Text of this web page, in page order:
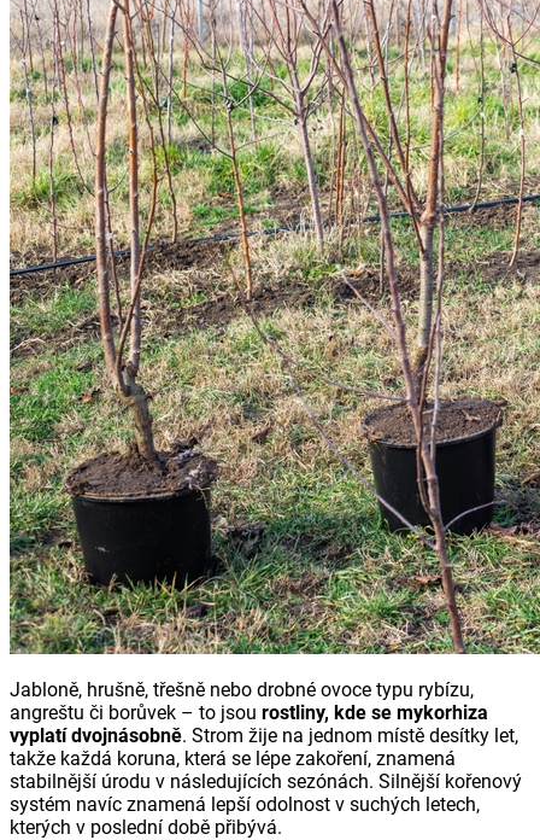
Jabloně, hrušně, třešně nebo drobné ovoce typu rybízu,
angreštu či borůvek – to jsou rostliny, kde se mykorhiza
vyplatí dvojnásobně. Strom žije na jednom místě desítky let,
takže každá koruna, která se lépe zakoření, znamená
stabilnější úrodu v následujících sezónách. Silnější kořenový
systém navíc znamená lepší odolnost v suchých letech,
kterých v poslední době přibývá.